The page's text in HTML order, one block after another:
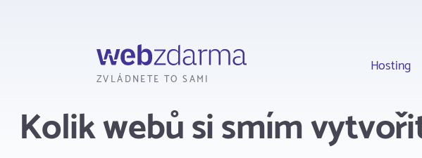
ZVLÁDNETE TO SAMI
Hosting
Kolik webů si smím